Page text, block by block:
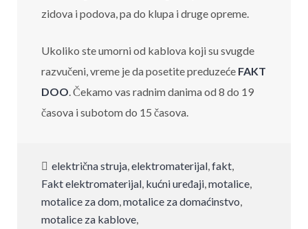
zidova i podova, pa do klupa i druge opreme.
Ukoliko ste umorni od kablova koji su svugde
razvučeni, vreme je da posetite preduzeće FAKT
DOO . Čekamo vas radnim danima od 8 do 19
časova i subotom do 15 časova.
električna struja ,elektromaterijal ,fakt
Fakt elektromaterijal kućni uređaji ,motalice
motalice za dom ,motalice za domaćinstvo
motalice za kablove